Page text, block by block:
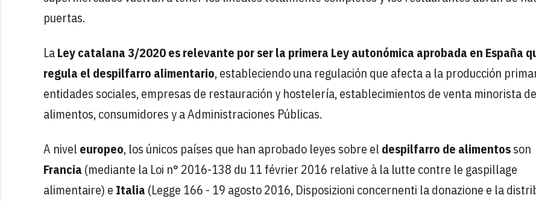
puertas.
LaLey catalana 3/2020es relevante por ser la primera Ley autonómica aprobada en España
regula el despilfarro alimentario, estableciendo una regulación que afecta a la producción
entidades sociales, empresas de restauración y hostelería, establecimientos de venta minorista de
alimentos, consumidores y a Administraciones Públicas.
A nivel europeo, los únicos países que han aprobado leyes sobre el despilfarro de alimentosson
Francia (mediante la Loi n° 2016-138 du 11 février 2016 relative à la lutte contre le gaspillage
alimentaire) e Italia (Legge 166 - 19 agosto 2016, Disposizioni concernenti la donazione e la